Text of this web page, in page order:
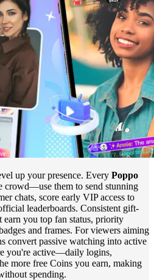
up your presence. Every Poppo
crowd—use them to send stunning
chats, score early VIP access to
leaderboards. Consistent gift-
earn you top fan status, priority
and frames. For viewers aiming
convert passive watching into active
you're active—daily logins,
more free Coins you earn, making
spending.